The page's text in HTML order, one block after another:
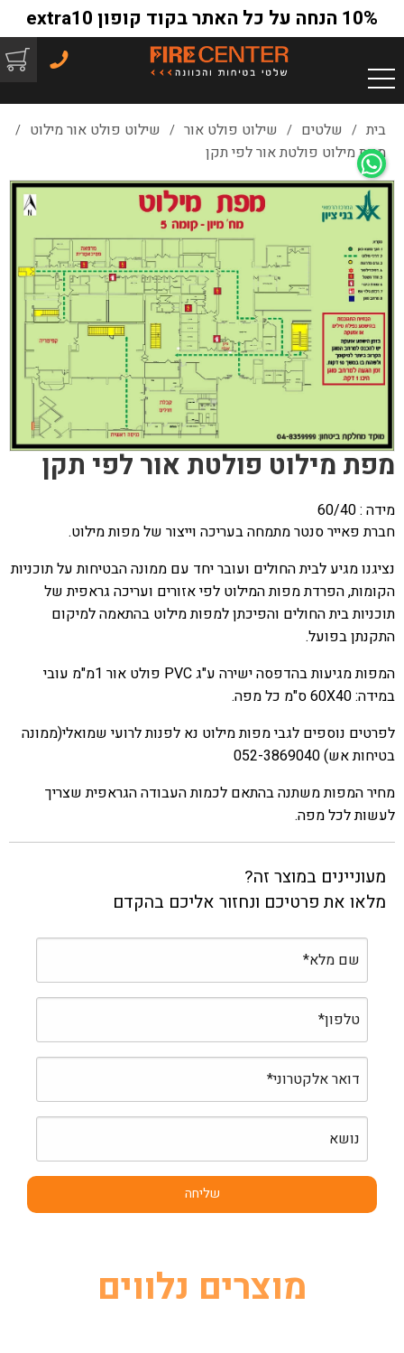
10% הנחה על כל האתר בקוד קופון extra10
בית / שלטים / שילוט פולט אור / שילוט פולט אור מילוט /
מפת מילוט פולטת אור לפי תקן
מפת מילוט פולטת אור לפי תקן
מידה : 60/40
חברת פאייר סנטר מתמחה בעריכה וייצור של מפות מילוט.
נציגנו מגיע לבית החולים ועובר יחד עם ממונה הבטיחות על תוכניות
הקומות, הפרדת מפות המילוט לפי אזורים ועריכה גראפית של
תוכניות בית החולים והפיכתן למפות מילוט בהתאמה למיקום
התקנתן בפועל.
המפות מגיעות בהדפסה ישירה ע"ג PVC פולט אור 1מ"מ עובי
במידה: 60X40 ס"מ כל מפה.
לפרטים נוספים לגבי מפות מילוט נא לפנות לרועי שמואלי(ממונה
בטיחות אש) 052-3869040
מחיר המפות משתנה בהתאם לכמות העבודה הגראפית שצריך
לעשות לכל מפה.
מעוניינים במוצר זה?
מלאו את פרטיכם ונחזור אליכם בהקדם
מוצרים נלווים